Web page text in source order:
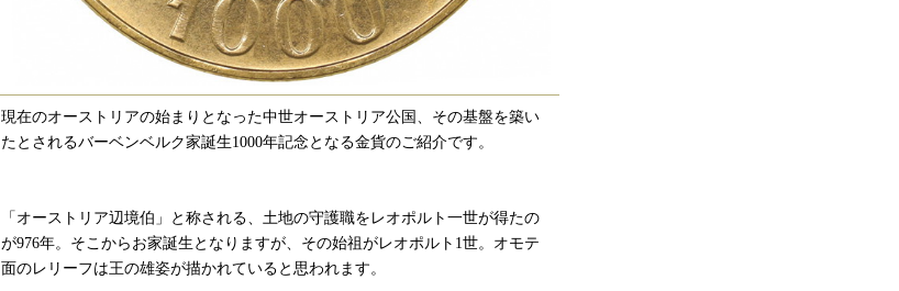
現在のオーストリアの始まりとなった中世オーストリア公国、その基盤を築い
たとされるバーベンベルク家誕生1000年記念となる金貨のご紹介です。
「オーストリア辺境伯」と称される、土地の守護職をレオポルト一世が得たの
が976年。そこからお家誕生となりますが、その始祖がレオポルト1世。オモテ
面のレリーフは王の雄姿が描かれていると思われます。